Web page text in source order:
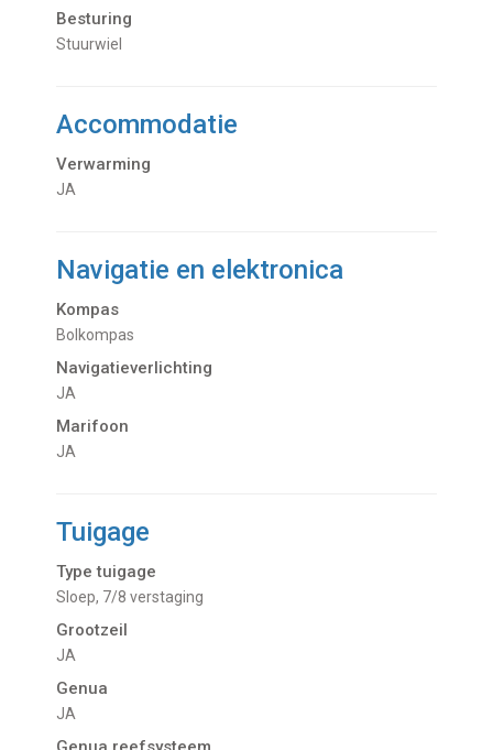
Besturing
Stuurwiel
Accommodatie
Verwarming
JA
Navigatie en elektronica
Kompas
Bolkompas
Navigatieverlichting
JA
Marifoon
JA
Tuigage
Type tuigage
Sloep, 7/8 verstaging
Grootzeil
JA
Genua
JA